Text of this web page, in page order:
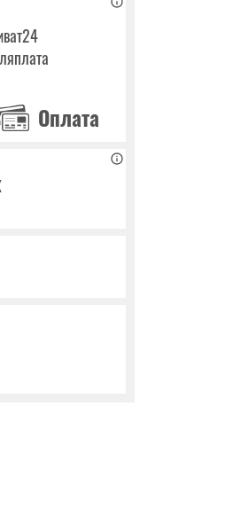
Оплата